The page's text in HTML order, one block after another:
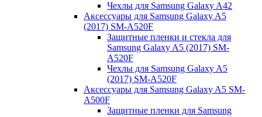
Чехлы для Samsung Galaxy A42
Аксессуары для Samsung Galaxy A5
(2017) SM-A520F
Защитные пленки и стекла для
Samsung Galaxy A5 (2017) SM-
A520F
Чехлы для Samsung Galaxy A5
(2017) SM-A520F
Аксессуары для Samsung Galaxy A5 SM-
A500F
Защитные пленки для Samsung